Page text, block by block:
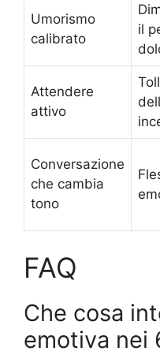
Umorismo
calibrato
il
Attendere
attivo
dell
Conversazione
che cambia
tono
FAQ
Che cosa
emotiva nei